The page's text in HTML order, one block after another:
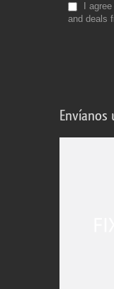
I
and deals
Envíanos